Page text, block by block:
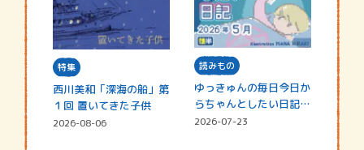
特集
西川美和「深海の船」第
１回 置いてきた子供
2026-08-06
読みもの
ゆっきゅんの毎日今日か
らちゃんとしたい日記
☆202…
2026-07-23